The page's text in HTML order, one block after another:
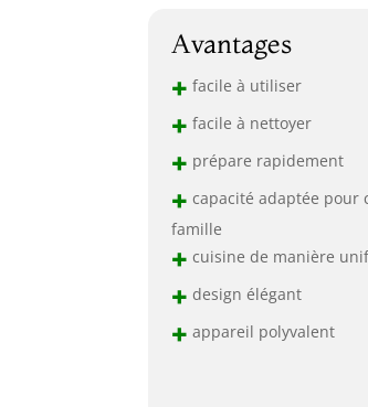
Avantages
+ facile à utiliser
+ facile à nettoyer
+ prépare rapidement
+ capacité adaptée pour
famille
+ cuisine de manière
+ design élégant
+ appareil polyvalent